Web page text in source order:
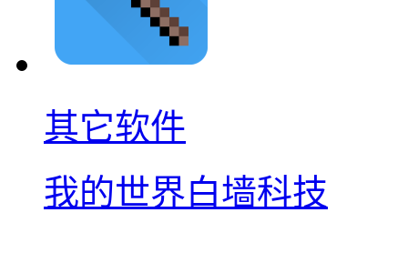
其它软件
我的世界白墙科技